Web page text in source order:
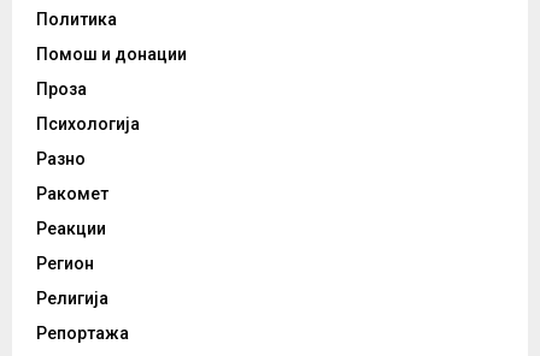
Политика
Помош и донации
Проза
Психологија
Разно
Ракомет
Реакции
Регион
Религија
Репортажа